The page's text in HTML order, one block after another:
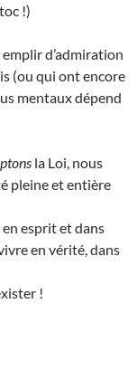
!)
d’admiration
(ou qui ont encore
mentaux dépend
la Loi, nous
pleine et entière
esprit et dans
en vérité, dans
!